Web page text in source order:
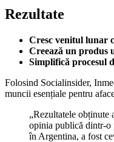
Rezultate
Cresc venitul lunar
Creează un produs
Simplifică procesul
Folosind Socialinsider,
muncii esențiale pentru
„Rezultatele obținute
opinia publică dintr-o
în Argentina, a fost